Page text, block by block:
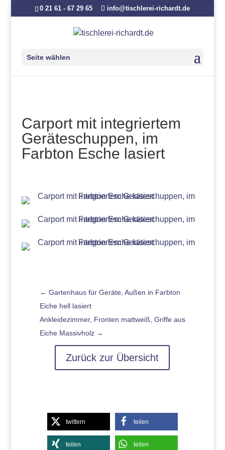
0 21 61 - 67 29 65 info@tischlerei-richardt.de
Seite wählen
Carport mit integriertem
Geräteschuppen, im
Farbton Esche lasiert
← Gartenhaus für Geräte, Außen in Farbton
Eiche hell lasiert
Ankleidezimmer, Fronten mattweiß, Griffe aus
Eiche Massivholz→
Zurück zur Übersicht
twittern teilen
teilen teilen